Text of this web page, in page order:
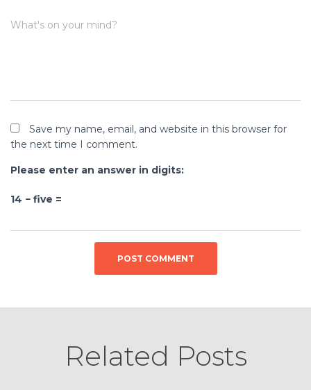
What's on your mind?
Save my name, email, and website in this browser for
the next time I comment.
Please enter an answer in digits:
14 − five =
Related Posts